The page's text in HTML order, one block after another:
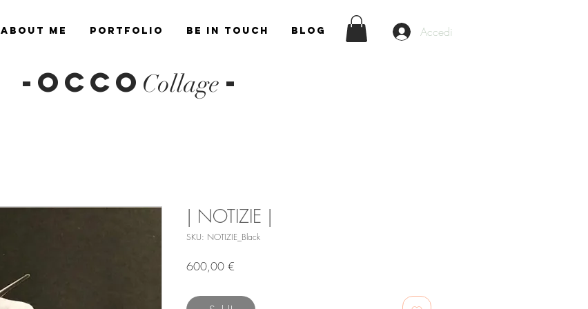
About Me Portfolio Be in Touch Blog Accedi
-OCCO Collage -
| NOTIZIE |
SKU: NOTIZIE_Black
600,00 €